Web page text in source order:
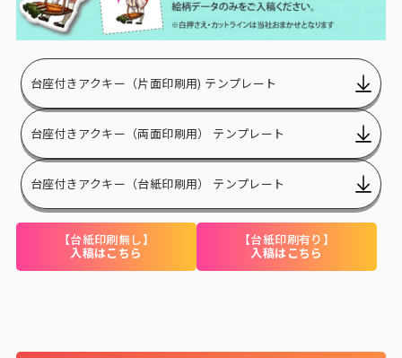
台座付きアクキー（片面印刷用) テンプレート
台座付きアクキー（両面印刷用） テンプレート
台座付きアクキー（台紙印刷用） テンプレート
【台紙印刷無し】
入稿はこちら
【台紙印刷有り】
入稿はこちら